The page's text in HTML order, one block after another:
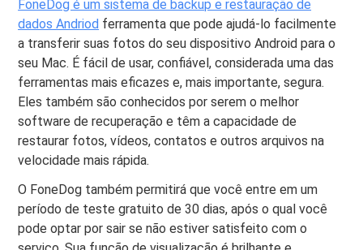
FoneDog é um sistema de backup e restauração de
dados Andriod ferramenta que pode ajudá-lo facilmente
a transferir suas fotos do seu dispositivo Android para o
seu Mac. É fácil de usar, confiável, considerada uma das
ferramentas mais eficazes e, mais importante, segura.
Eles também são conhecidos por serem o melhor
software de recuperação e têm a capacidade de
restaurar fotos, vídeos, contatos e outros arquivos na
velocidade mais rápida.
O FoneDog também permitirá que você entre em um
período de teste gratuito de 30 dias, após o qual você
pode optar por sair se não estiver satisfeito com o